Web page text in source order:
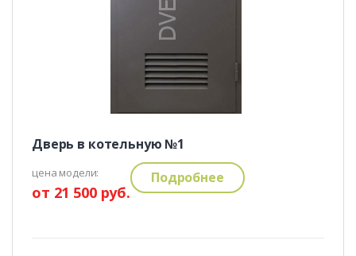
Дверь в котельную №1
цена модели:
от 21 500 руб.
Подробнее